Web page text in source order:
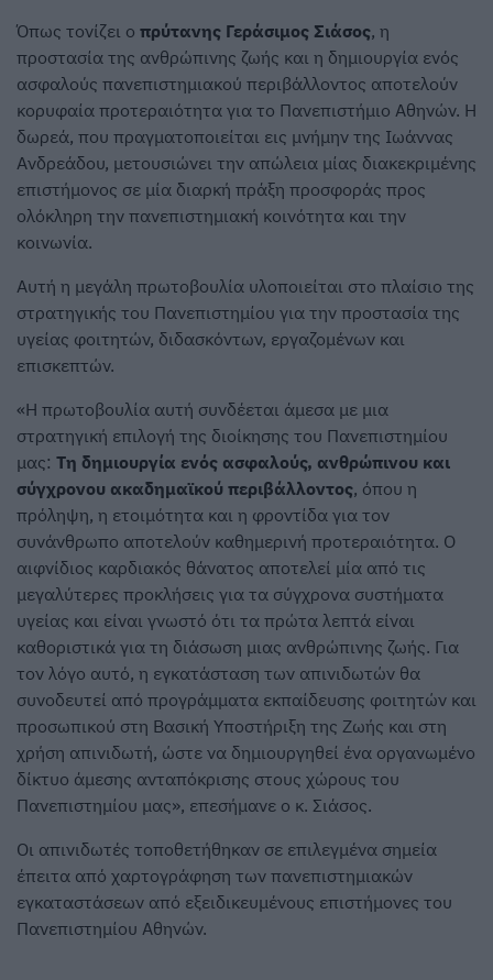
Όπως τονίζει ο πρύτανης Γεράσιμος Σιάσος, η
προστασία της ανθρώπινης ζωής και η δημιουργία ενός
ασφαλούς πανεπιστημιακού περιβάλλοντος αποτελούν
κορυφαία προτεραιότητα για το Πανεπιστήμιο Αθηνών. Η
δωρεά, που πραγματοποιείται εις μνήμην της Ιωάννας
Ανδρεάδου, μετουσιώνει την απώλεια μίας διακεκριμένης
επιστήμονος σε μία διαρκή πράξη προσφοράς προς
ολόκληρη την πανεπιστημιακή κοινότητα και την
κοινωνία.
Αυτή η μεγάλη πρωτοβουλία υλοποιείται στο πλαίσιο της
στρατηγικής του Πανεπιστημίου για την προστασία της
υγείας φοιτητών, διδασκόντων, εργαζομένων και
επισκεπτών.
«Η πρωτοβουλία αυτή συνδέεται άμεσα με μια
στρατηγική επιλογή της διοίκησης του Πανεπιστημίου
μας: Τη δημιουργία ενός ασφαλούς, ανθρώπινου και
σύγχρονου ακαδημαϊκού περιβάλλοντος, όπου η
πρόληψη, η ετοιμότητα και η φροντίδα για τον
συνάνθρωπο αποτελούν καθημερινή προτεραιότητα. Ο
αιφνίδιος καρδιακός θάνατος αποτελεί μία από τις
μεγαλύτερες προκλήσεις για τα σύγχρονα συστήματα
υγείας και είναι γνωστό ότι τα πρώτα λεπτά είναι
καθοριστικά για τη διάσωση μιας ανθρώπινης ζωής. Για
τον λόγο αυτό, η εγκατάσταση των απινιδωτών θα
συνοδευτεί από προγράμματα εκπαίδευσης φοιτητών και
προσωπικού στη Βασική Υποστήριξη της Ζωής και στη
χρήση απινιδωτή, ώστε να δημιουργηθεί ένα οργανωμένο
δίκτυο άμεσης ανταπόκρισης στους χώρους του
Πανεπιστημίου μας», επεσήμανε ο κ. Σιάσος.
Οι απινιδωτές τοποθετήθηκαν σε επιλεγμένα σημεία
έπειτα από χαρτογράφηση των πανεπιστημιακών
εγκαταστάσεων από εξειδικευμένους επιστήμονες του
Πανεπιστημίου Αθηνών.